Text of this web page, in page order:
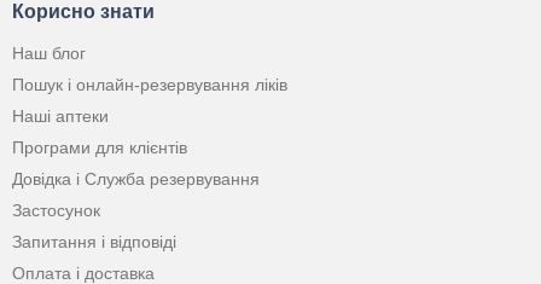
Корисно знати
Наш блог
Пошук і онлайн-резервування ліків
Наші аптеки
Програми для клієнтів
Довідка і Служба резервування
Застосунок
Запитання і відповіді
Оплата і доставка